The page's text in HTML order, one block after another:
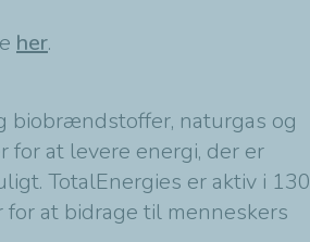
her.
biobrændstoffer, naturgas og
for at levere energi, der er
TotalEnergies er aktiv i 130
at bidrage til menneskers